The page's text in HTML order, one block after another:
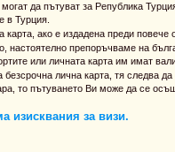
да пътуват за Република
в Турция.
карта, ако е издадена преди
настоятелно препоръчваме на
или личната карта им имат
безсрочна лична карта, тя следва
то пътуването Ви може да се
за визи.